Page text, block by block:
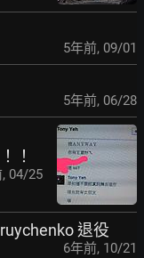
5年前, 09/01
5年前, 06/28
！
, 04/25
退役
6年前, 10/21